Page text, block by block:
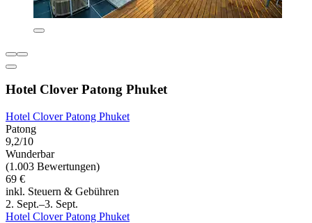
Hotel Clover Patong Phuket
Hotel Clover Patong Phuket
Patong
9,2/10
Wunderbar
(1.003 Bewertungen)
69 €
inkl. Steuern & Gebühren
2. Sept.–3. Sept.
Hotel Clover Patong Phuket